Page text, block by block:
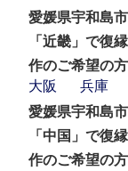
愛媛県宇和島
「近畿」で復
作のご希望の方
大阪
兵庫
愛媛県宇和島
「中国」で復
作のご希望の方